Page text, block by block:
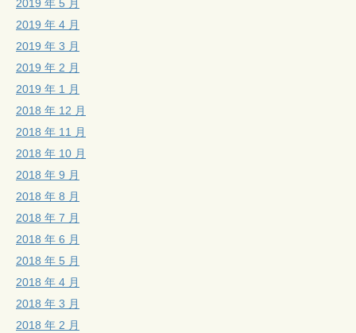
2019 年 5 月
2019 年 4 月
2019 年 3 月
2019 年 2 月
2019 年 1 月
2018 年 12 月
2018 年 11 月
2018 年 10 月
2018 年 9 月
2018 年 8 月
2018 年 7 月
2018 年 6 月
2018 年 5 月
2018 年 4 月
2018 年 3 月
2018 年 2 月